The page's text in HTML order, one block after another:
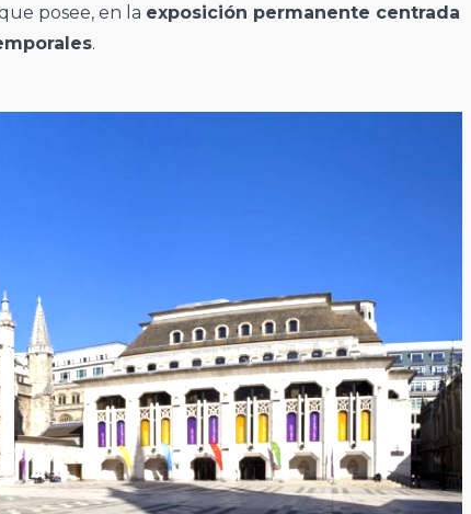
posee, en la exposición permanente centrada
.